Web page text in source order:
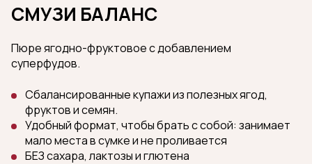
СМУЗИ БАЛАНС
Пюре ягодно-фруктовое с добавлением
суперфудов.
Сбалансированные купажи из полезных ягод,
фруктов и семян.
Удобный формат, чтобы брать с собой: занимает
мало места в сумке и не проливается
БЕЗ сахара, лактозы и глютена